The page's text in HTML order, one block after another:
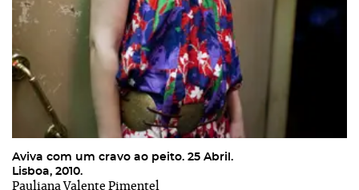
Aviva com um cravo ao peito. 25 Abril.
Lisboa, 2010.
Pauliana Valente Pimentel